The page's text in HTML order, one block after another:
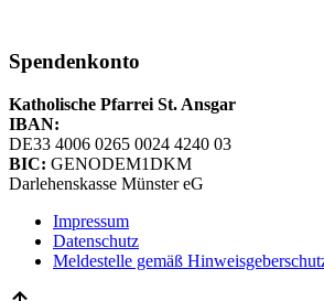
Spendenkonto
Katholische Pfarrei St. Ansgar
IBAN:
DE33 4006 0265 0024 4240 03
BIC: GENODEM1DKM
Darlehenskasse Münster eG
Impressum
Datenschutz
Meldestelle gemäß